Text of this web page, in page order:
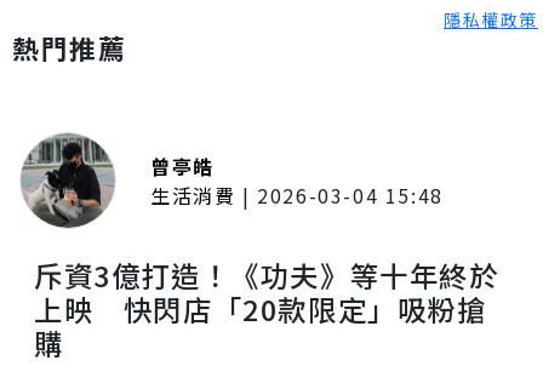
隱私權政策
熱門推薦
曾亭皓
生活消費 | 2026-03-04 15:48
斥資3億打造！《功夫》等十年終於
上映 快閃店「20款限定」吸粉搶
購